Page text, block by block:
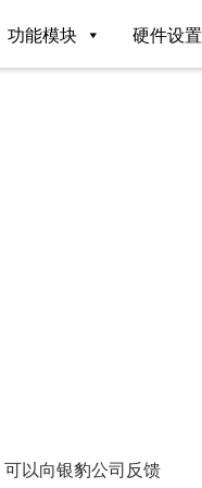
功能模块 硬件设置
以向银豹公司反馈